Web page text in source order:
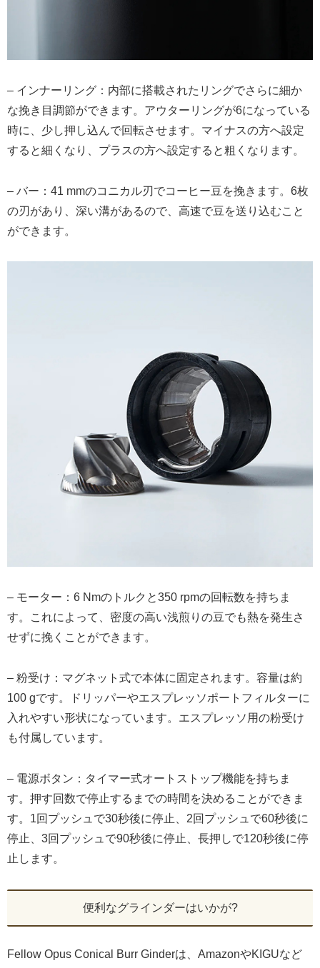
– インナーリング：内部に搭載されたリングでさらに細か
な挽き目調節ができます。アウターリングが6になっている
時に、少し押し込んで回転させます。マイナスの方へ設定
すると細くなり、プラスの方へ設定すると粗くなります。
– バー：41 mmのコニカル刃でコーヒー豆を挽きます。6枚
の刃があり、深い溝があるので、高速で豆を送り込むこと
ができます。
– モーター：6 Nmのトルクと350 rpmの回転数を持ちま
す。これによって、密度の高い浅煎りの豆でも熱を発生さ
せずに挽くことができます。
– 粉受け：マグネット式で本体に固定されます。容量は約
100 gです。ドリッパーやエスプレッソポートフィルターに
入れやすい形状になっています。エスプレッソ用の粉受け
も付属しています。
– 電源ボタン：タイマー式オートストップ機能を持ちま
す。押す回数で停止するまでの時間を決めることができま
す。1回プッシュで30秒後に停止、2回プッシュで60秒後に
停止、3回プッシュで90秒後に停止、長押しで120秒後に停
止します。
便利なグラインダーはいかが?
Fellow Opus Conical Burr Ginderは、AmazonやKIGUなど